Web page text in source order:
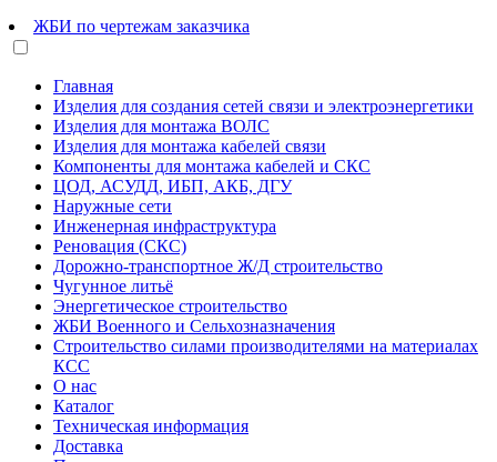
ЖБИ по чертежам заказчика
Главная
Изделия для создания сетей связи и электроэнергетики
Изделия для монтажа ВОЛС
Изделия для монтажа кабелей связи
Компоненты для монтажа кабелей и СКС
ЦОД, АСУДД, ИБП, АКБ, ДГУ
Наружные сети
Инженерная инфраструктура
Реновация (СКС)
Дорожно-транспортное Ж/Д строительство
Чугунное литьё
Энергетическое строительство
ЖБИ Военного и Сельхозназначения
Строительство силами производителями на материалах
КСС
О нас
Каталог
Техническая информация
Доставка